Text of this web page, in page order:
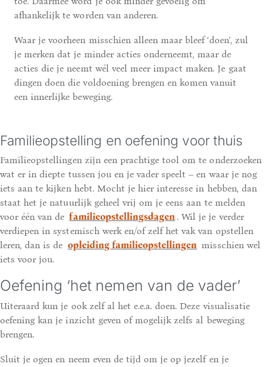
afhankelijk te worden van anderen.
Waar je voorheen misschien alleen maar bleef ‘doen’, zul
je merken dat je minder acties onderneemt, maar de
acties die je neemt wél veel meer impact maken. Je gaat
dingen doen die voldoening brengen en komen vanuit
een innerlijke beweging.
Familieopstelling en oefening voor thuis
Familieopstellingen zijn een prachtige tool om te onderzoeken
wat er in diepte tussen jou en je vader speelt – en waar je nog
iets aan te kijken hebt. Mocht je hier interesse in hebben, dan
staat het je natuurlijk geheel vrij om je eens aan te melden
voor één van de familieopstellingsdagen . Wil je je verder
verdiepen in systemisch werk en/of zelf het vak van opstellen
leren, dan is de opleiding familieopstellingen misschien wel
iets voor jou.
Oefening ‘het nemen van de vader’
Uiteraard kun je ook zelf al het e.e.a. doen. Deze visualisatie
oefening kan je inzicht geven of mogelijk zelfs al beweging
brengen.
Sluit je ogen en neem even de tijd om je op jezelf en je